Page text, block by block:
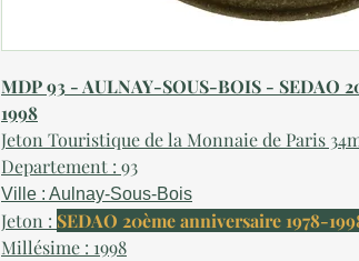
MDP 93 - AULNAY-SOUS-BOIS - SEDAO
1998
Jeton Touristique de la Monnaie de Paris
Departement : 93
Ville : Aulnay-Sous-Bois
Jeton : SEDAO 20ème anniversaire 1978-
Millésime : 1998